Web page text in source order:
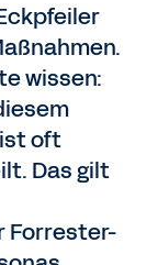
wissen:
oft
Das gilt
Forrester-